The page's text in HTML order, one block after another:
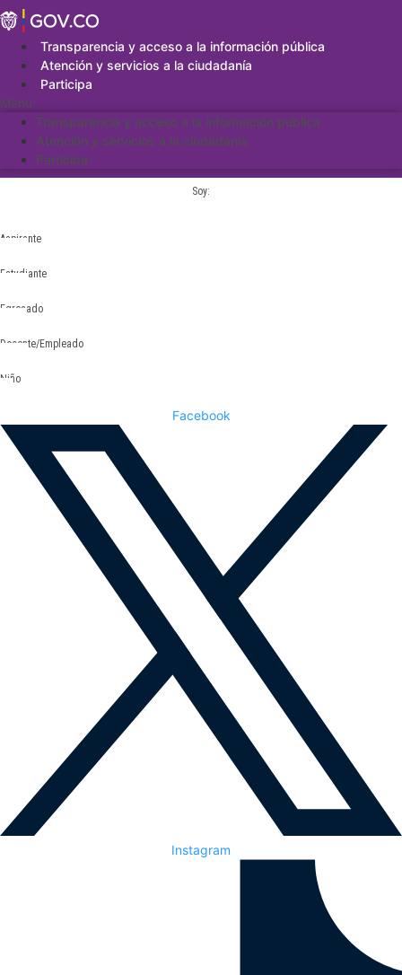
Saltar
al
contenidoTransparencia y acceso a la información pública
Atención y servicios a la ciudadanía
Participa
Menu
Transparencia y acceso a la información pública
Atención y servicios a la ciudadanía
Participa
Soy:
Aspirante
Estudiante
Egresado
Docente/Empleado
Niño
Facebook
Instagram